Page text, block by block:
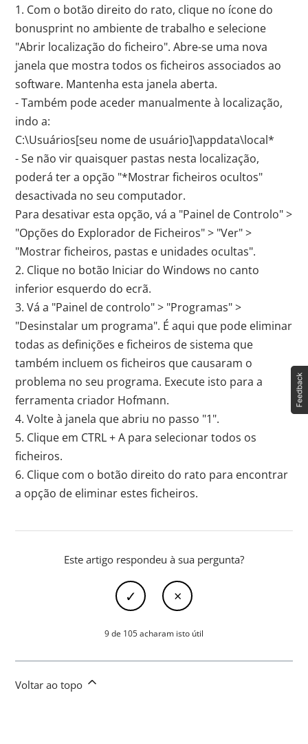
1. Com o botão direito do rato, clique no ícone do
bonusprint no ambiente de trabalho e selecione
"Abrir localização do ficheiro". Abre-se uma nova
janela que mostra todos os ficheiros associados ao
software. Mantenha esta janela aberta.
- Também pode aceder manualmente à localização,
indo a:
C:\Usuários[seu nome de usuário]\appdata\local*
- Se não vir quaisquer pastas nesta localização,
poderá ter a opção "*Mostrar ficheiros ocultos"
desactivada no seu computador.
Para desativar esta opção, vá a "Painel de Controlo" >
"Opções do Explorador de Ficheiros" > "Ver" >
"Mostrar ficheiros, pastas e unidades ocultas".
2. Clique no botão Iniciar do Windows no canto
inferior esquerdo do ecrã.
3. Vá a "Painel de controlo" > "Programas" >
"Desinstalar um programa". É aqui que pode eliminar
todas as definições e ficheiros de sistema que
também incluem os ficheiros que causaram o
problema no seu programa. Execute isto para a
ferramenta criador Hofmann.
4. Volte à janela que abriu no passo "1".
5. Clique em CTRL + A para selecionar todos os
ficheiros.
6. Clique com o botão direito do rato para encontrar
a opção de eliminar estes ficheiros.
Este artigo respondeu à sua pergunta?
9 de 105 acharam isto útil
Voltar ao topo